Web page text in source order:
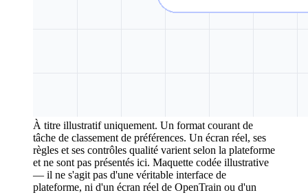
À titre illustratif uniquement. Un format courant de
tâche de classement de préférences. Un écran réel, ses
règles et ses contrôles qualité varient selon la plateforme
et ne sont pas présentés ici. Maquette codée illustrative
— il ne s'agit pas d'une véritable interface de
plateforme, ni d'un écran réel de OpenTrain ou d'un